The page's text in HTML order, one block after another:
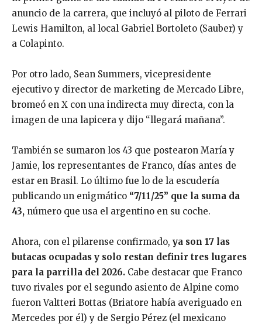
anuncio de la carrera, que incluyó al piloto de Ferrari
Lewis Hamilton, al local Gabriel Bortoleto (Sauber) y
a Colapinto.
Por otro lado, Sean Summers, vicepresidente
ejecutivo y director de marketing de Mercado Libre,
bromeó en X con una indirecta muy directa, con la
imagen de una lapicera y dijo “llegará mañana”.
También se sumaron los 43 que postearon María y
Jamie, los representantes de Franco, días antes de
estar en Brasil. Lo último fue lo de la escudería
publicando un enigmático “7/11/25” que la suma da
43, número que usa el argentino en su coche.
Ahora, con el pilarense confirmado, ya son 17 las
butacas ocupadas y solo restan definir tres lugares
para la parrilla del 2026. Cabe destacar que Franco
tuvo rivales por el segundo asiento de Alpine como
fueron Valtteri Bottas (Briatore había averiguado en
Mercedes por él) y de Sergio Pérez (el mexicano